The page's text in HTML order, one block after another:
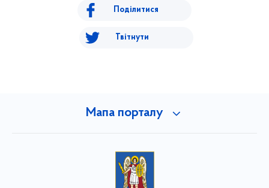
Поділитися
Твітнути
Мапа порталу